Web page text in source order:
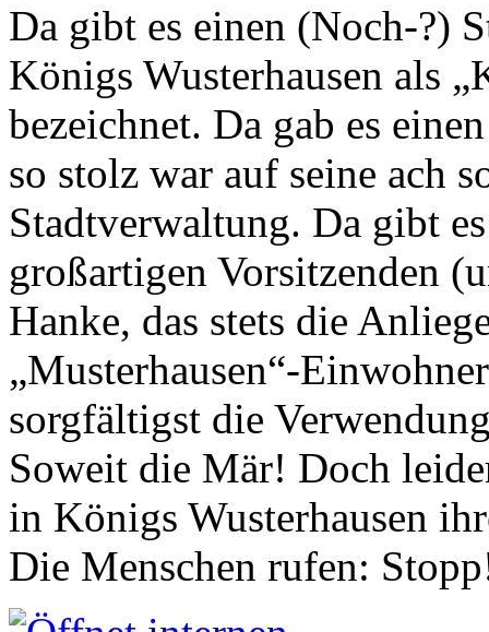
Da gibt es einen (Noch-?)
Königs Wusterhausen als
bezeichnet. Da gab es
so stolz war auf seine ach
Stadtverwaltung. Da gibt
großartigen Vorsitzenden
Hanke, das stets die
„Musterhausen“-
sorgfältigst die
Soweit die Mär! Doch
in Königs Wusterhausen
Die Menschen rufen: